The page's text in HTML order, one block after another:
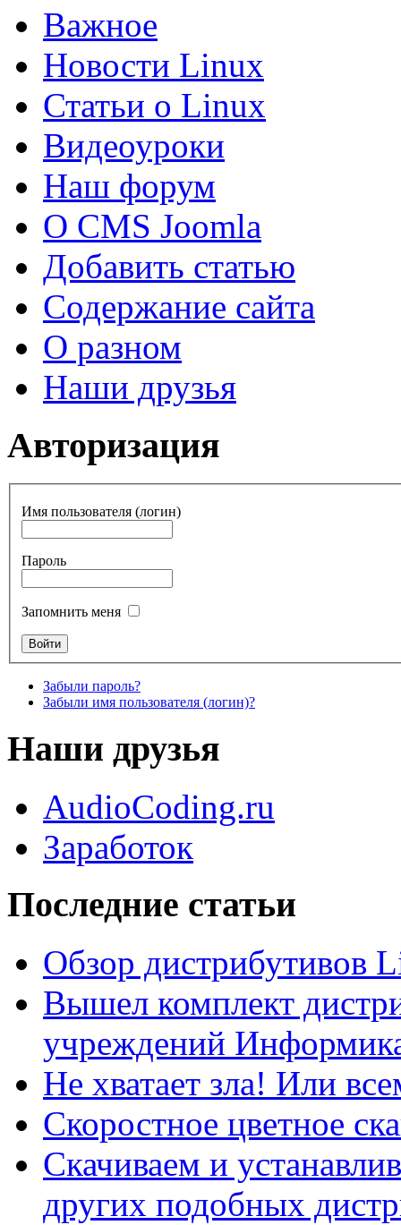
Важное
Новости Linux
Статьи о Linux
Видеоуроки
Наш форум
О CMS Joomla
Добавить статью
Содержание сайта
О разном
Наши друзья
Авторизация
Имя пользователя (логин)
Пароль
Запомнить меня
Забыли пароль?
Забыли имя пользователя (логин)?
Наши друзья
AudioCoding.ru
Заработок
Последние статьи
Обзор дистрибутивов
Вышел комплект
учреждений
Не хватает зла! Или
Скоростное цветное
Скачиваем и
других подобных